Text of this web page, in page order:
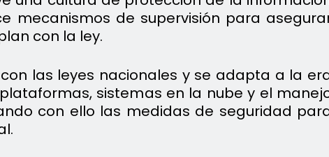
mecanismos de supervisión para
con la ley.
las leyes nacionales y se adapta a la
sistemas en la nube y el
con ello las medidas de seguridad